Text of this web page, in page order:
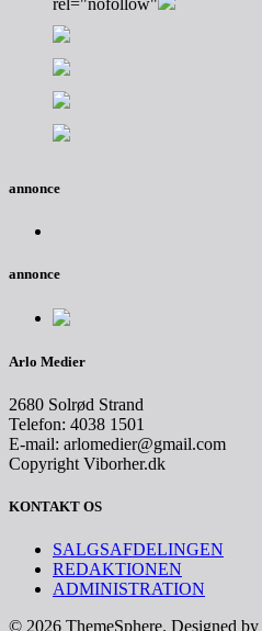
annonce
annonce
Arlo Medier
2680 Solrød Strand
Telefon: 4038 1501
E-mail: arlomedier@gmail.com
Copyright Viborher.dk
KONTAKT OS
SALGSAFDELINGEN
REDAKTIONEN
ADMINISTRATION
© 2026 ThemeSphere. Designed by